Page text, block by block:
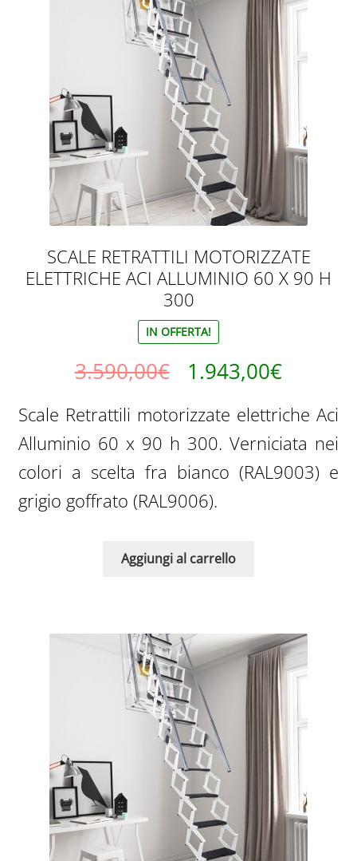
SCALE RETRATTILI MOTORIZZATE
ELETTRICHE ACI ALLUMINIO 60 X 90 H
300
IN OFFERTA!
3.590,00€
prezzo
originale
era:
3.590,00€.
1.943,00€Il
prezzo
attuale
è:
Scale Retrattili motorizzate elettriche Aci
Alluminio 60 x 90 h 300. Verniciata nei
colori a scelta fra bianco (RAL9003) e
grigio goffrato (RAL9006).
Aggiungi al carrello